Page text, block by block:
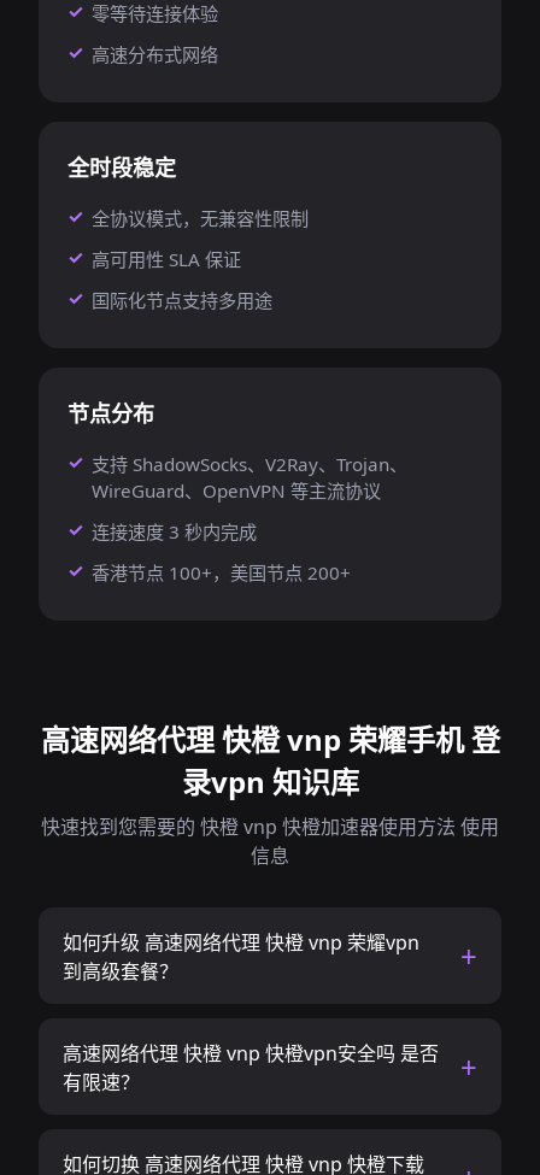
零等待连接体验
高速分布式网络
全时段稳定
全协议模式，无兼容性限制
高可用性 SLA 保证
国际化节点支持多用途
节点分布
支持 ShadowSocks、V2Ray、Trojan、
WireGuard、OpenVPN 等主流协议
连接速度 3 秒内完成
香港节点 100+，美国节点 200+
高速网络代理 快橙 vnp 荣耀手机 登
录vpn 知识库
快速找到您需要的 快橙 vnp 快橙加速器使用方法 使用
信息
如何升级 高速网络代理 快橙 vnp 荣耀vpn
到高级套餐？
高速网络代理 快橙 vnp 快橙vpn安全吗 是否
有限速？
如何切换 高速网络代理 快橙 vnp 快橙下载